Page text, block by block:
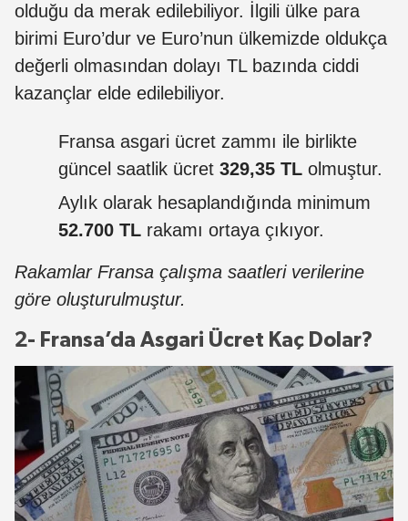
olduğu da merak edilebiliyor. İlgili ülke para
birimi Euro’dur ve Euro’nun ülkemizde oldukça
değerli olmasından dolayı TL bazında ciddi
kazançlar elde edilebiliyor.
Fransa asgari ücret zammı ile birlikte
güncel saatlik ücret 329,35 TL olmuştur.
Aylık olarak hesaplandığında minimum
52.700 TL rakamı ortaya çıkıyor.
Rakamlar Fransa çalışma saatleri verilerine
göre oluşturulmuştur.
2- Fransa’da Asgari Ücret Kaç Dolar?